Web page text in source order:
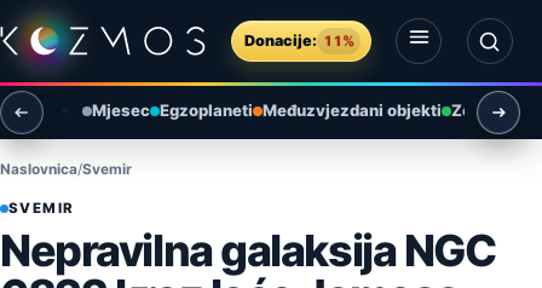
Preskoči na sadržaj
Donacije: 11%
Otvori izbornik
Otvori pretragu
Mjesec Egzoplaneti Međuzvjezdani objekti Zemlja i
Naslovnica Svemir
SVEMIR
Nepravilna galaksija NGC